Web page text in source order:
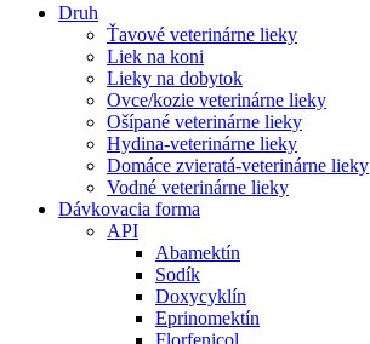
Druh
Ťavové veterinárne lieky
Liek na koni
Lieky na dobytok
Ovce/kozie veterinárne lieky
Ošípané veterinárne lieky
Hydina-veterinárne lieky
Domáce zvieratá-veterinárne lieky
Vodné veterinárne lieky
Dávkovacia forma
API
Abamektín
Sodík
Doxycyklín
Eprinomektín
Florfenicol